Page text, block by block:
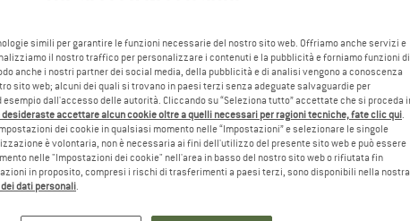
fino al 20%
simili per garantire le funzioni necessarie del nostro sito web. Offriamo anche servizi e
il nostro traffico per personalizzare i contenuti e la pubblicità e forniamo funzioni di
anche i nostri partner dei social media, della pubblicità e di analisi vengono a conoscenza
sito web; alcuni dei quali si trovano in paesi terzi senza adeguate salvaguardie per
dall'accesso delle autorità. Cliccando su “Seleziona tutto” accettate che si proceda
desideraste accettare alcun cookie oltre a quelli necessari per ragioni tecniche, fate clic qui.
dei cookie in qualsiasi momento nelle “Impostazioni” e selezionare le singole
è volontaria, non è necessaria ai fini dell'utilizzo del presente sito web e può essere
nelle "Impostazioni dei cookie" nell'area in basso del nostro sito web o rifiutata fin
in proposito, compresi i rischi di trasferimenti a paesi terzi, sono disponibili nella nostra
dati personali.